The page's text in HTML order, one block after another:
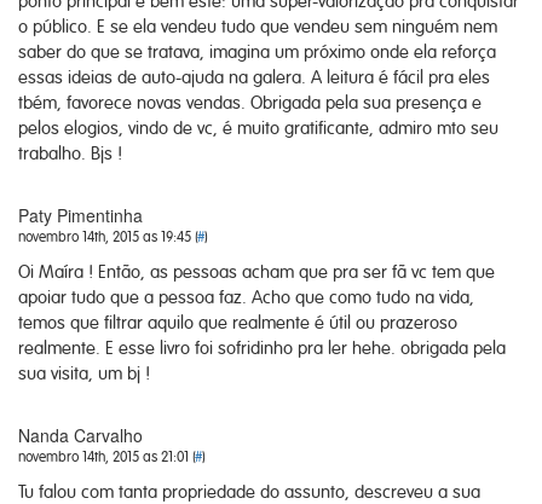
o público. E se ela vendeu tudo que vendeu sem ninguém nem
saber do que se tratava, imagina um próximo onde ela reforça
essas ideias de auto-ajuda na galera. A leitura é fácil pra eles
tbém, favorece novas vendas. Obrigada pela sua presença e
pelos elogios, vindo de vc, é muito gratificante, admiro mto seu
trabalho. Bjs !
Paty Pimentinha
novembro 14th, 2015 as 19:45 (#)
Oi Maíra ! Então, as pessoas acham que pra ser fã vc tem que
apoiar tudo que a pessoa faz. Acho que como tudo na vida,
temos que filtrar aquilo que realmente é útil ou prazeroso
realmente. E esse livro foi sofridinho pra ler hehe. obrigada pela
sua visita, um bj !
Nanda Carvalho
novembro 14th, 2015 as 21:01 (#)
Tu falou com tanta propriedade do assunto, descreveu a sua